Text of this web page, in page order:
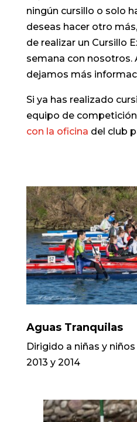
ningún cursillo o solo
deseas hacer otro
de realizar un Cursillo
semana con nosotros.
dejamos más
Si ya has realizado
equipo de
con la oficina del club
Aguas Tranquilas
Dirigido a niñas y
2013 y 2014